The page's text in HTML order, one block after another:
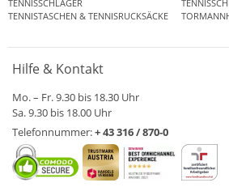
TENNISSCHLÄGER
TENNISTASCHEN & TENNISRUCKSÄCKE
Hilfe & Kontakt
Mo. – Fr. 9.30 bis 18.30 Uhr
Sa. 9.30 bis 18.00 Uhr
Telefonnummer:+ 43 316 / 870-0